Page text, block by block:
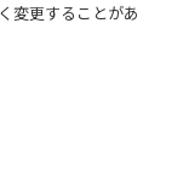
変更することがあ